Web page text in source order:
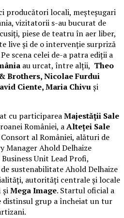
producători locali, meșteșugari
vizitatorii s-au bucurat de
piese de teatru în aer liber,
live și de o intervenție surpriză
Pe scena celei de-a patra ediții a
au urcat, între alții, Theo
Brothers, Nicolae Furdui
Ciente, Maria Chivuși
cu participareaMajestății Sale
României, aAlteței Sale
al României, alături de
Manager Ahold Delhaize
Business Unit Lead Profi,
sustenabilitate Ahold Delhaize
autorități centrale și locale
șiMega Image. Startul oficial a
distinsul grup a încheiat un tur